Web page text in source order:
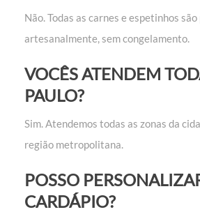
Não. Todas as carnes e espetinhos
artesanalmente, sem congelamento.
VOCÊS ATENDEM
PAULO?
Sim. Atendemos todas as zonas da
região metropolitana.
POSSO
CARDÁPIO?